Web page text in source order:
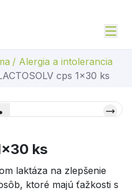
/ Alergia a intolerancia
cps 1x30 ks
ks
laktáza na zlepšenie
ktoré majú ťažkosti s